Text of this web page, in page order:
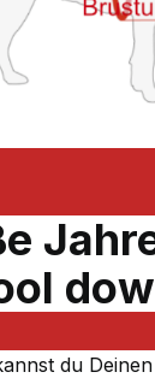
du